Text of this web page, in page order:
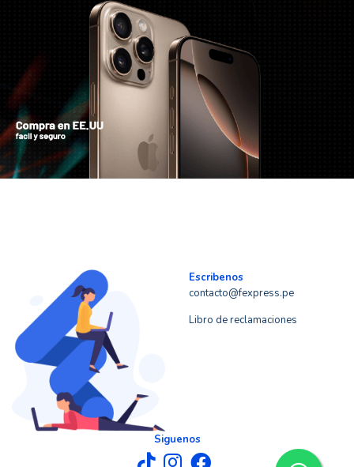
Escribenos
contacto@fexpress.pe
Libro de reclamaciones
Siguenos